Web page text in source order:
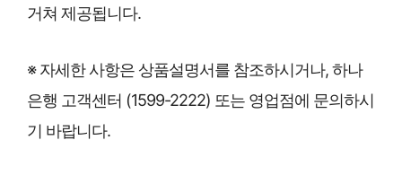
거쳐 제공됩니다.
※ 자세한 사항은 상품설명서를 참조하시거나, 하나
은행 고객센터 (1599-2222) 또는 영업점에 문의하시
기 바랍니다.